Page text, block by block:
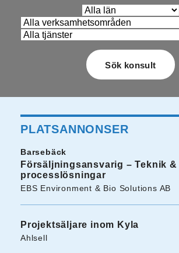
PLATSANNONSER
Barsebäck
Försäljningsansvarig – Teknik &
processlösningar
EBS Environment & Bio Solutions AB
Projektsäljare inom Kyla
Ahlsell